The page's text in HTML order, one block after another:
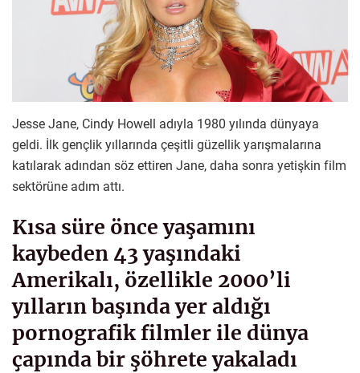
Jesse Jane, Cindy Howell adıyla 1980 yılında dünyaya
geldi. İlk gençlik yıllarında çeşitli güzellik yarışmalarına
katılarak adından söz ettiren Jane, daha sonra yetişkin film
sektörüne adım attı.
Kısa süre önce yaşamını
kaybeden 43 yaşındaki
Amerikalı, özellikle 2000’li
yılların başında yer aldığı
pornografik filmler ile dünya
çapında bir şöhrete yakaladı